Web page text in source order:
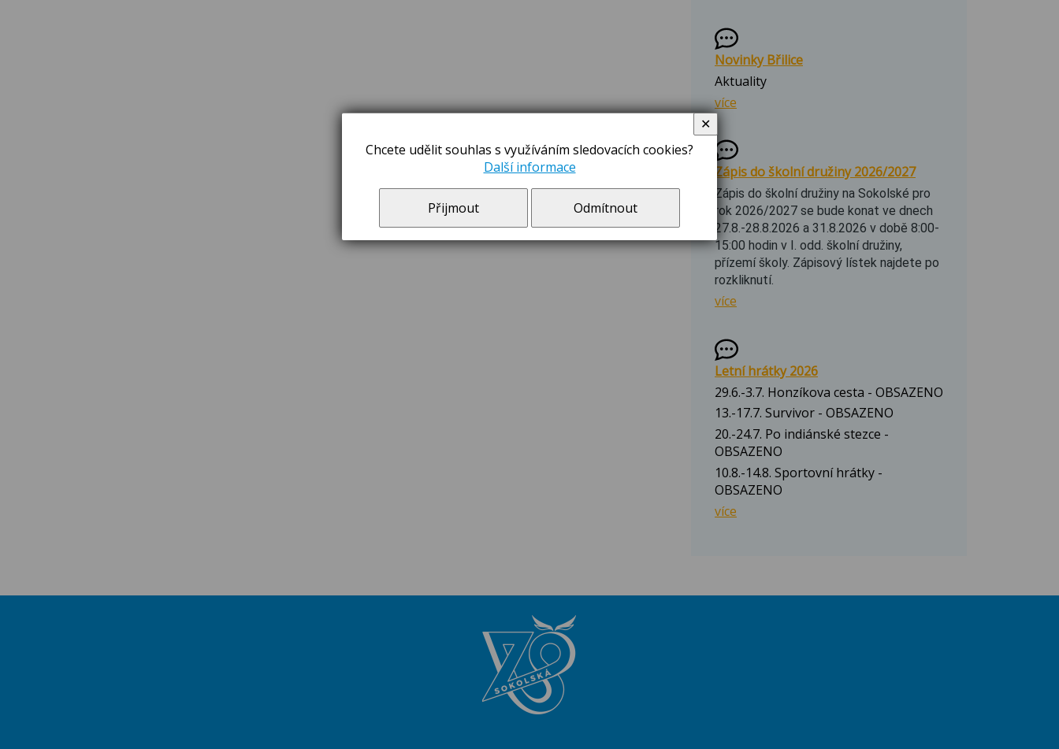
Novinky Břilice
Aktuality
více
Zápis do školní družiny 2026/2027
Zápis do školní družiny na Sokolské pro
rok 2026/2027 se bude konat ve dnech
27.8.-28.8.2026 a 31.8.2026 v době 8:00-
15:00 hodin v I. odd. školní družiny,
přízemí školy. Zápisový lístek najdete po
rozkliknutí.
více
Letní hrátky 2026
29.6.-3.7. Honzíkova cesta - OBSAZENO
13.-17.7. Survivor - OBSAZENO
20.-24.7. Po indiánské stezce -
OBSAZENO
10.8.-14.8. Sportovní hrátky -
OBSAZENO
více
Chcete udělit souhlas s využíváním sledovacích cookies?
Další informace
Přijmout Odmítnout
✕